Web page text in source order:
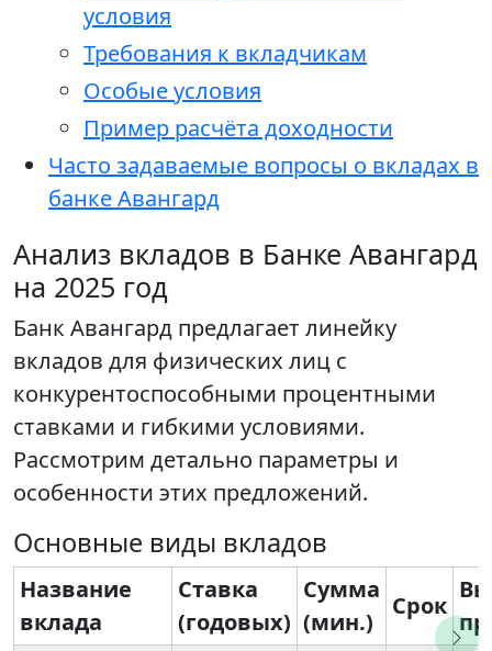
условия
Требования к вкладчикам
Особые условия
Пример расчёта доходности
Часто задаваемые вопросы о вкладах в
банке Авангард
Анализ вкладов в Банке Авангард
на 2025 год
Банк Авангард предлагает линейку
вкладов для физических лиц с
конкурентоспособными процентными
ставками и гибкими условиями.
Рассмотрим детально параметры и
особенности этих предложений.
Основные виды вкладов
Название
вклада
Ставка
(годовых)
Сумма
(мин.)
Срок